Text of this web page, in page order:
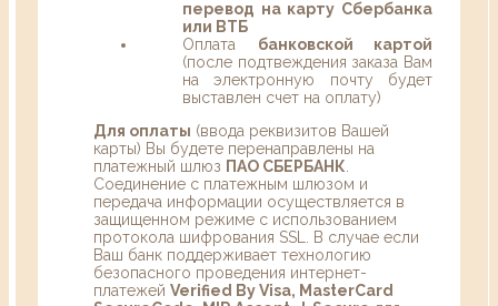
перевод на карту Сбербанка
или ВТБ
Оплата банковской картой
(после подтвеждения заказа Вам
на электронную почту будет
выставлен счет на оплату)
Для оплаты (ввода реквизитов Вашей
карты) Вы будете перенаправлены на
платежный шлюз ПАО СБЕРБАНК
Соединение с платежным шлюзом и
передача информации осуществляется в
защищенном режиме с использованием
протокола шифрования SSL. В случае если
Ваш банк поддерживает технологию
безопасного проведения интернет-
платежей Verified By Visa, MasterCard